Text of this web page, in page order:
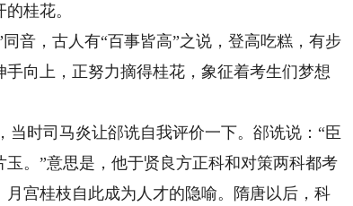
桂花。
，古人有“百事皆高”之说，登高吃糕，有步
向上，正努力摘得桂花，象征着考生们梦想
时司马炎让郤诜自我评价一下。郤诜说：“臣
。”意思是，他于贤良方正科和对策两科都考
宫桂枝自此成为人才的隐喻。隋唐以后，科